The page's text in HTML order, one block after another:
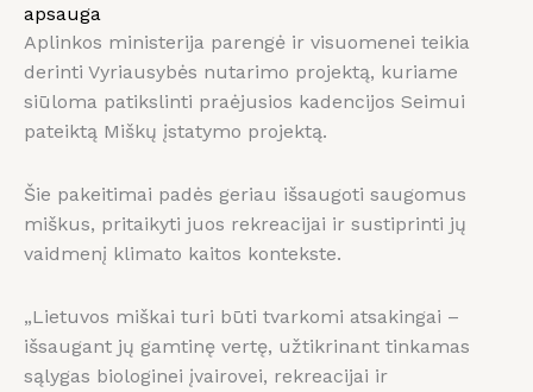
apsauga
Aplinkos ministerija parengė ir visuomenei teikia
derinti Vyriausybės nutarimo projektą, kuriame
siūloma patikslinti praėjusios kadencijos Seimui
pateiktą Miškų įstatymo projektą.
Šie pakeitimai padės geriau išsaugoti saugomus
miškus, pritaikyti juos rekreacijai ir sustiprinti jų
vaidmenį klimato kaitos kontekste.
„Lietuvos miškai turi būti tvarkomi atsakingai –
išsaugant jų gamtinę vertę, užtikrinant tinkamas
sąlygas biologinei įvairovei, rekreacijai ir